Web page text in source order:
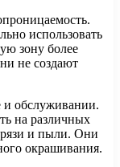
использовать
зону более
не создают
и обслуживании.
на различных
и пыли. Они
окрашивания.